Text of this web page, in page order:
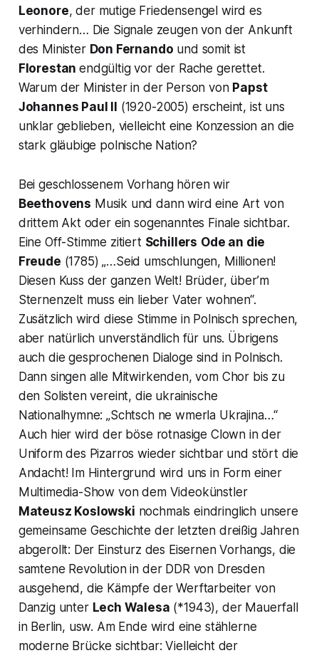
Leonore,der mutige Friedensengel wird es
verhindern… Die Signale zeugen von der Ankunft
des Minister Don Fernando und somit ist
Florestanendgültig vor der Rache gerettet.
Warum der Minister in der Person von Papst
Johannes Paul II
(1920-2005) erscheint, ist uns
unklar geblieben, vielleicht eine Konzession an die
stark gläubige polnische Nation?
Bei geschlossenem Vorhang hören wir
Beethovens Musik und dann wird eine Art von
drittem Akt oder ein sogenanntes Finale sichtbar.
Eine Off-Stimme zitiert Schillers Ode an die
Freude (1785)„…Seid umschlungen, Millionen!
Diesen Kuss der ganzen Welt! Brüder, über’m
Sternenzelt muss ein lieber Vater wohnen“.
Zusätzlich wird diese Stimme in Polnisch sprechen,
aber natürlich unverständlich für uns. Übrigens
auch die gesprochenen Dialoge sind in Polnisch.
Dann singen alle Mitwirkenden, vom Chor bis zu
den Solisten vereint, die ukrainische
Nationalhymne:„Schtsch ne wmerla Ukrajina…“
Auch hier wird der böse rotnasige Clown in der
Uniform des Pizarros wieder sichtbar und stört die
Andacht! Im Hintergrund wird uns in Form einer
Multimedia-Show von dem Videokünstler
Mateusz Koslowski nochmals eindringlich unsere
gemeinsame Geschichte der letzten dreißig Jahren
abgerollt: Der Einsturz des Eisernen Vorhangs, die
samtene Revolution in der DDR von Dresden
ausgehend, die Kämpfe der Werftarbeiter von
Danzig unter Lech Walesa (*1943), der Mauerfall
in Berlin, usw. Am Ende wird eine stählerne
moderne Brücke sichtbar: Vielleicht der